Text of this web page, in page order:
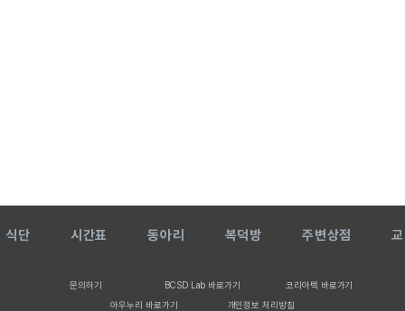
식단 시간표 동아리 복덕방 주변상점
문의하기 BCSD Lab 바로가기
코리아텍 바로가기
아우누리 바로가기
개인정보 처리방침